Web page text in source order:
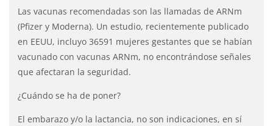
Las vacunas recomendadas son las llamadas de ARNm
(Pfizer y Moderna). Un estudio, recientemente publicado
en EEUU, incluyo 36591 mujeres gestantes que se habían
vacunado con vacunas ARNm, no encontrándose señales
que afectaran la seguridad.
¿Cuándo se ha de poner?
El embarazo y/o la lactancia, no son indicaciones, en sí